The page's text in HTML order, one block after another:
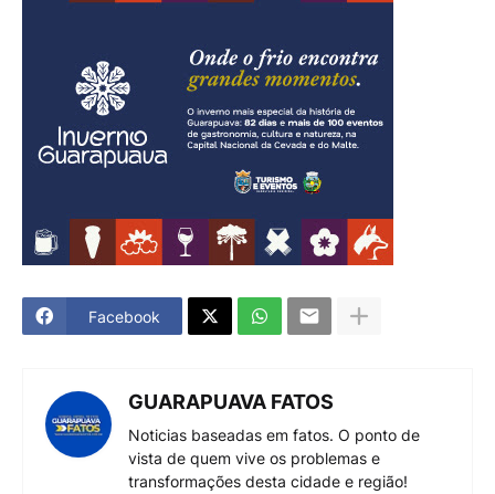
Facebook
GUARAPUAVA FATOS
Noticias baseadas em fatos. O ponto de
vista de quem vive os problemas e
transformações desta cidade e região!